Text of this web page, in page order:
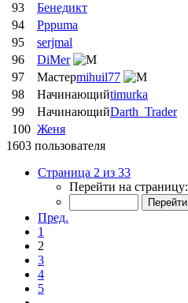
93
Бенедикт
94
Pppuma
95
serjmal
96
DiMer
97
Мастерmihuil77
98
Начинающийtimurka
99
НачинающийDarth_Trader
100 Женя
1603 пользователя
Страница 2 из 33
Перейти на страницу:
Пред.
1
2
3
4
5